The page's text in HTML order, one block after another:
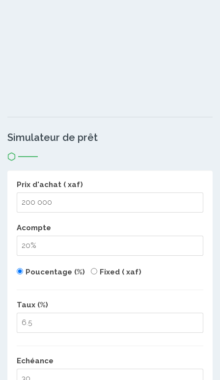
Simulateur de prêt
Prix d'achat ( xaf)
Acompte
Poucentage (%) Fixed ( xaf)
Taux (%)
Echéance